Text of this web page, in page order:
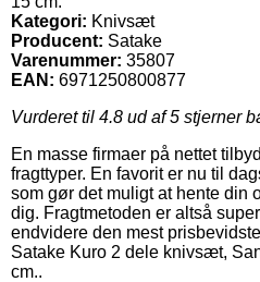
Kategori: Knivsæt
Producent: Satake
Varenummer: 35807
EAN: 6971250800877
Vurderet til 4.8 ud af 5 stjerner
En masse firmaer på nettet
fragttyper. En favorit er nu til
som gør det muligt at hente din
dig. Fragtmetoden er altså
endvidere den mest
Satake Kuro 2 dele knivsæt,
cm..